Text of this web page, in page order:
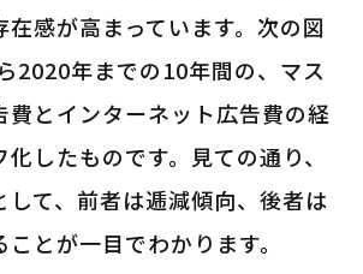
在感が高まっています。次の図
2020年までの10年間の、マス
費とインターネット広告費の経
したものです。見ての通り、
して、前者は逓減傾向、後者は
とが一目でわかります。